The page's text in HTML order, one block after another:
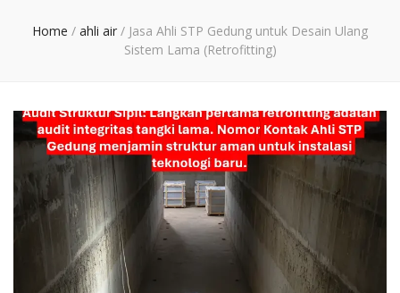
Home / ahli air / Jasa Ahli STP Gedung untuk Desain Ulang
Sistem Lama (Retrofitting)